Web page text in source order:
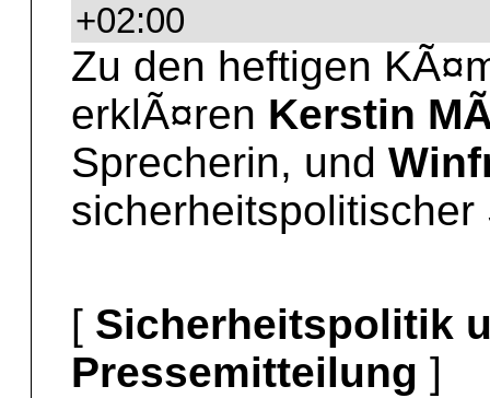
+02:00
Zu den heftigen
erklÃ¤ren Kerstin
Sprecherin, und
sicherheitspolitischer
[ Sicherheitspolitik
Pressemitteilung ]